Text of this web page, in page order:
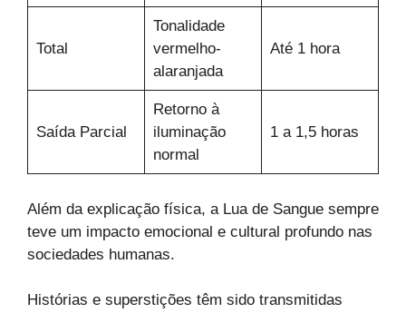
Total
Tonalidade
vermelho-
alaranjada
Até 1 hora
Saída Parcial
Retorno à
iluminação
normal
1 a 1,5 horas
Além da explicação física, a Lua de Sangue sempre
teve um impacto emocional e cultural profundo nas
sociedades humanas.
Histórias e superstições têm sido transmitidas